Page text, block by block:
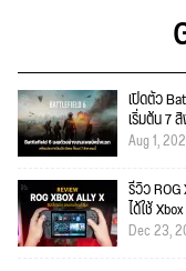
เปิดตัว
เริ่มต้น 7
Aug 1,
รีวิว
ได้ใช้
Dec 23,